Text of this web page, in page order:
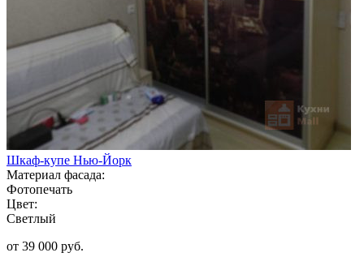
Шкаф-купе Нью-Йорк
Материал фасада:
Фотопечать
Цвет:
Светлый
от 39 000 руб.